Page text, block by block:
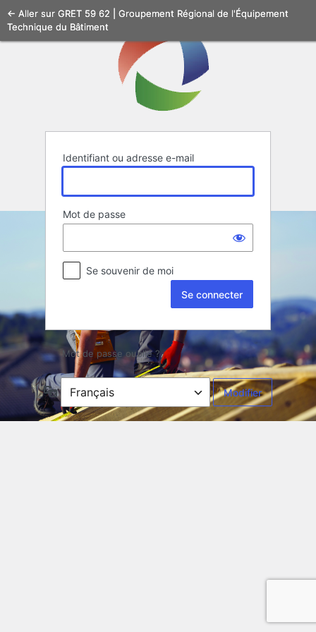
Se
connecter
Identifiant ou adresse e-mail
Mot de passe
Se souvenir de moi
Mot de passe oublié ?
← Aller sur GRET 59 62 | Groupement Régional de l'Équipement
Technique du Bâtiment
Langue